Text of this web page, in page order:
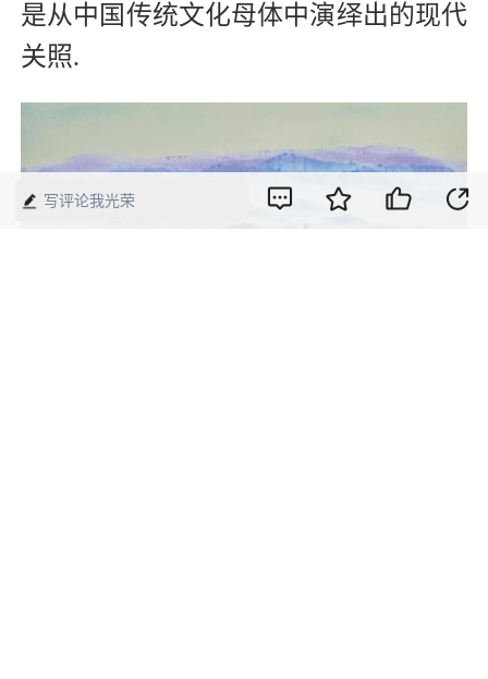
是从中国传统文化母体中演绎出的现代
关照.
写评论我光荣